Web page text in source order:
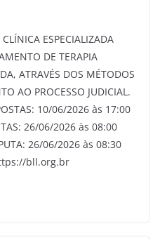
ESPECIALIZADA
DE TERAPIA
ATRAVÉS DOS MÉTODOS
AO PROCESSO JUDICIAL.
10/06/2026 às 17:00
26/06/2026 às 08:00
26/06/2026 às 08:30
bll.org.br